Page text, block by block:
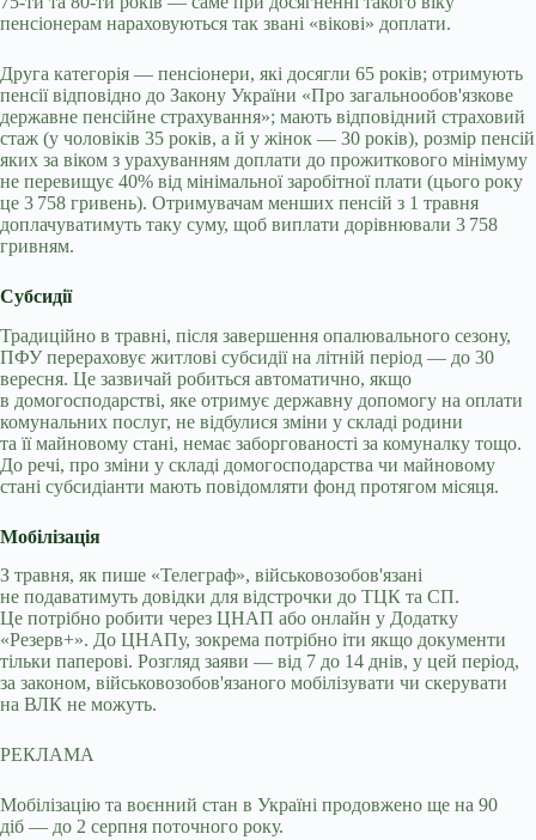
пенсіонерам нараховуються так звані «вікові» доплати.
Друга категорія — пенсіонери, які досягли 65 років; отримують
пенсії відповідно до Закону України «Про загальнообов'язкове
державне пенсійне страхування»; мають відповідний страховий
стаж (у чоловіків 35 років, а й у жінок — 30 років), розмір пенсій
яких за віком з урахуванням доплати до прожиткового мінімуму
не перевищує 40% від мінімальної заробітної плати (цього року
це 3 758 гривень). Отримувачам менших пенсій з 1 травня
доплачуватимуть таку суму, щоб виплати дорівнювали 3 758
гривням.
Субсидії
Традиційно в травні, після завершення опалювального сезону,
ПФУ перераховує житлові субсидії на літній період — до 30
вересня. Це зазвичай робиться автоматично, якщо
в домогосподарстві, яке отримує державну допомогу на оплати
комунальних послуг, не відбулися зміни у складі родини
та її майновому стані, немає заборгованості за комуналку тощо.
До речі, про зміни у складі домогосподарства чи майновому
стані субсидіанти мають повідомляти фонд протягом місяця.
Мобілізація
З травня, як пише «Телеграф», військовозобов'язані
не подаватимуть довідки для відстрочки до ТЦК та СП.
Це потрібно робити через ЦНАП або онлайн у Додатку
«Резерв+». До ЦНАПу, зокрема потрібно іти якщо документи
тільки паперові. Розгляд заяви — від 7 до 14 днів, у цей період,
за законом, військовозобов'язаного мобілізувати чи скерувати
на ВЛК не можуть.
РЕКЛАМА
Мобілізацію та воєнний стан в Україні продовжено ще на 90
діб — до 2 серпня поточного року.